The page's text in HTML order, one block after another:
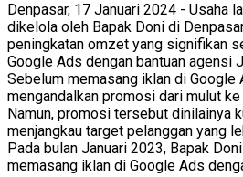
Denpasar, 17 Januari 2024 - Usaha
dikelola oleh Bapak Doni di
peningkatan omzet yang signifikan
Google Ads dengan bantuan agensi
Sebelum memasang iklan di Google
mengandalkan promosi dari mulut
Namun, promosi tersebut dinilainya
menjangkau target pelanggan yang
Pada bulan Januari 2023, Bapak
memasang iklan di Google Ads